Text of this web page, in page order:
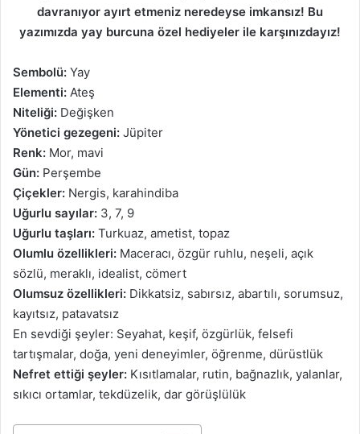
davranıyor ayırt etmeniz neredeyse imkansız! Bu
yazımızda yay burcuna özel hediyeler ile karşınızdayız!
Sembolü: Yay
Elementi: Ateş
Niteliği: Değişken
Yönetici gezegeni: Jüpiter
Renk: Mor, mavi
Gün: Perşembe
Çiçekler: Nergis, karahindiba
Uğurlu sayılar: 3, 7, 9
Uğurlu taşları: Turkuaz, ametist, topaz
Olumlu özellikleri: Maceracı, özgür ruhlu, neşeli, açık
sözlü, meraklı, idealist, cömert
Olumsuz özellikleri: Dikkatsiz, sabırsız, abartılı, sorumsuz,
kayıtsız, patavatsız
En sevdiği şeyler: Seyahat, keşif, özgürlük, felsefi
tartışmalar, doğa, yeni deneyimler, öğrenme, dürüstlük
Nefret ettiği şeyler: Kısıtlamalar, rutin, bağnazlık, yalanlar,
sıkıcı ortamlar, tekdüzelik, dar görüşlülük